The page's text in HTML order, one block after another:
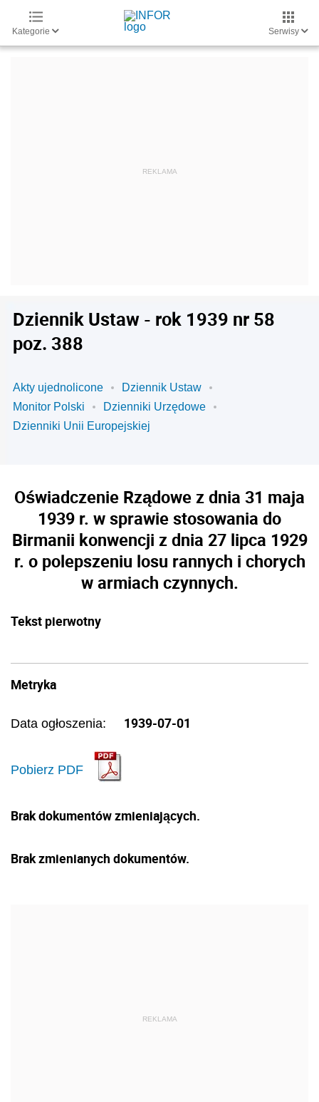
Kategorie Serwisy
Dziennik Ustaw - rok 1939 nr 58
poz. 388
Akty ujednolicone
Dziennik Ustaw
Monitor Polski
Dzienniki Urzędowe
Dzienniki Unii Europejskiej
Oświadczenie Rządowe z dnia 31 maja
1939 r. w sprawie stosowania do
Birmanii konwencji z dnia 27 lipca 1929
r. o polepszeniu losu rannych i chorych
w armiach czynnych.
Tekst pierwotny
Metryka
Data ogłoszenia: 1939-07-01
Pobierz PDF
Brak dokumentów zmieniających.
Brak zmienianych dokumentów.